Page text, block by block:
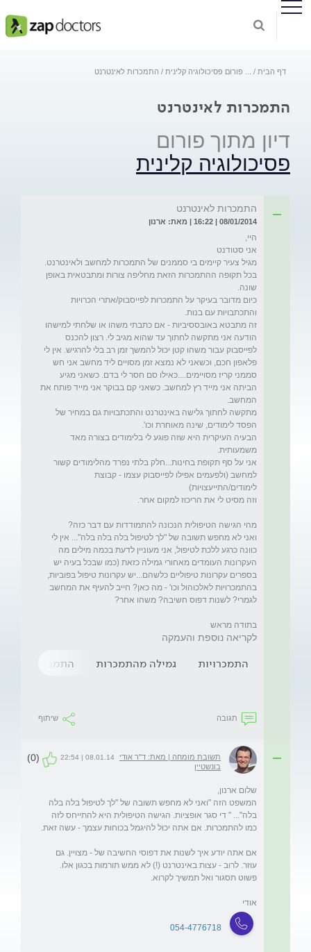
דף הבית פורום פסיכולוגיה קלינית התמכרות לאינטרנט
התמכרות לאינטרנט
דיון מתוך פורום
פסיכולוגיה קלינית
התמכרות לאינטרנט
08/01/2014 | 16:22 | מאת: ארנון
בכל תקופה ההתמכרות הזאת מחליפה צורות ומתבטאית באופן
כיום מדובר בעיקר על התמכרות לפייסבוק/אתרי הכרויות
זה מתבטא באובססיביות - אם כתבתי משהו או שלחתי למישהו
הודעה אני מתקשה לחתוך עד שהוא מגיב לי. רצון להכנס
לפייסבוק עבור משהו קטן יכול להמשך זמן רב בלי להרגיש. אין לי
פלאפון חכם, וכשאני לא נמצא זמן מסויים ליד מחשב אני חש
סממני קריז מסויימים....כאילו סם חסר לי בדם. כשאני מגיע
הביתה אני מייד רץ למחשב. כשאני קם בבוקר אני מייד פותח את
מתקשה לחתוך גלישה באינטרנט והתכתבויות גם במחיר של
הבעיה העיקרית היא שזה פוגע לי בלימודים בצורה מאד
אני על סף תקופת בחינות...חלק בלתי נפרד מהלימודים קשור
למחשב (ולפעמים אפילו לפייסבוק עצמו - קבוצת
ואני לא מחפש תשובה של "לך לטיפול בלה בלה בלה"... אין לי
כוונה כרגע ללכת לטיפול, אני מעוניין לדעת בכמה מילים מה
העקרונות העומדים מאחורי גמילה כזאת (כמו שבכל בעיה יש
בספרים עקרונות טיפוליים כלשהם...יש עקרונות טיפול בפוביות,
בהתמכרויות לאלכוהול וכו' - מה כאן? חייב להעיף את המחשב
בתודה מראש
לקריאה נוספת והעמקה
התמכרויות גמילה מהתמכרות התמכרות
תגובה שיתוף
תשובת מומחה | מאת: ד"ר אודי
בונשטיין
08.01.14 | 22:54
(0)
המשפט הזה "ואני לא מחפש תשובה של "לך לטיפול בלה בלה
בלה"... " די סגר אופציות. הגישה הטיפולית היא להתייחס לזה
אם אתה יודע איך לשנות את דפוסי החשיבה של - מצויין. גם
עוזר. לרוב - עצות באינטרנט (!) לא ממש תורמות בכגון אלו.
אודי
054-4776718